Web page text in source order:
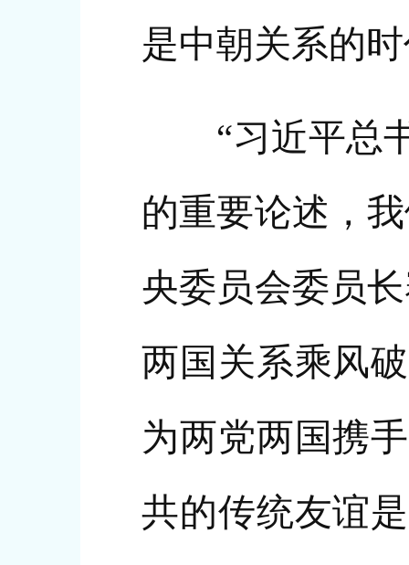
是中朝关系的
“习近平总书
的重要论述，
央委员会委员
两国关系乘风
为两党两国携
共的传统友谊